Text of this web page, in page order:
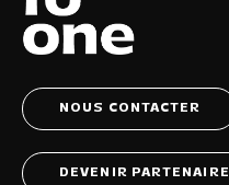
NOUS CONTACTER
DEVENIR PARTENAIRE